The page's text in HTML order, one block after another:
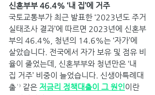
신혼부부 46.4% ‘내 집’에 거주
국토교통부가 최근 발표한 ‘2023년도 주거
실태조사 결과’에 따르면 2023년에 신혼부
부의 46.4%, 청년의 14.6%는 ‘자가’에
살았습니다. 전국에서 자가 보유 및 점유 비
율이 줄었는데, 신혼부부와 청년만은 ‘내
집 거주’ 비중이 늘었습니다. 신생아특례대
출¹⁾ 같은 저금리 정책대출이 그 원인이란